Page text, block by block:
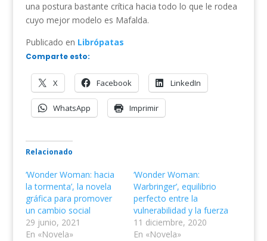
una postura bastante crítica hacia todo lo que le rodea
cuyo mejor modelo es Mafalda.
Publicado en Librópatas
Comparte esto:
X Facebook LinkedIn
WhatsApp Imprimir
Relacionado
‘Wonder Woman: hacia
la tormenta’, la novela
gráfica para promover
un cambio social
29 junio, 2021
En «Novela»
‘Wonder Woman:
Warbringer’, equilibrio
perfecto entre la
vulnerabilidad y la fuerza
11 diciembre, 2020
En «Novela»